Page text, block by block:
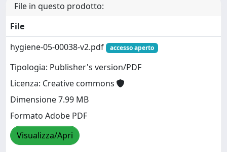
File in questo prodotto:
File
hygiene-05-00038-v2.pdf
accesso aperto
Tipologia: Publisher's version/PDF
Licenza: Creative commons
Dimensione 7.99 MB
Formato Adobe PDF
Visualizza/Apri